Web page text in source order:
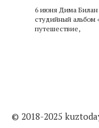
6 июня Дима
студийный альбом
путешествие,
© 2018-2025